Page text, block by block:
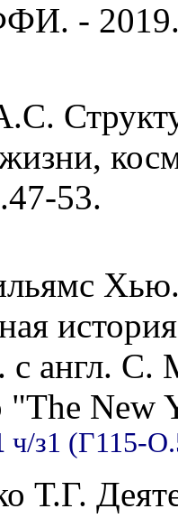
-
53.
с англ.
"The New
ч/з1 (Г115-
Т.Г.